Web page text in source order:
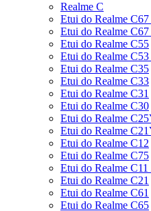
Realme C
Etui do Realme C67
Etui do Realme C67
Etui do Realme C55
Etui do Realme C53
Etui do Realme C35
Etui do Realme C33
Etui do Realme C31
Etui do Realme C30
Etui do Realme
Etui do Realme
Etui do Realme C12
Etui do Realme C75
Etui do Realme
Etui do Realme C21
Etui do Realme C61
Etui do Realme C65